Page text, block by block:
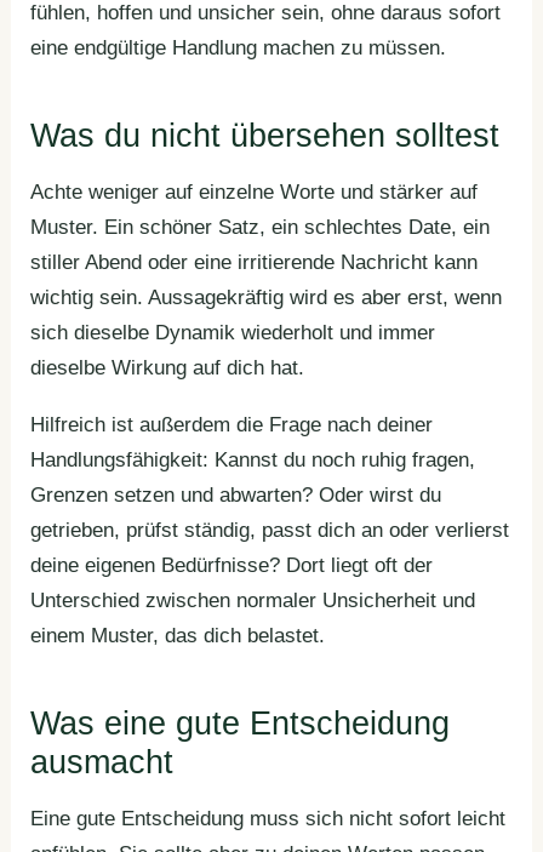
fühlen, hoffen und unsicher sein, ohne daraus sofort
eine endgültige Handlung machen zu müssen.
Was du nicht übersehen solltest
Achte weniger auf einzelne Worte und stärker auf
Muster. Ein schöner Satz, ein schlechtes Date, ein
stiller Abend oder eine irritierende Nachricht kann
wichtig sein. Aussagekräftig wird es aber erst, wenn
sich dieselbe Dynamik wiederholt und immer
dieselbe Wirkung auf dich hat.
Hilfreich ist außerdem die Frage nach deiner
Handlungsfähigkeit: Kannst du noch ruhig fragen,
Grenzen setzen und abwarten? Oder wirst du
getrieben, prüfst ständig, passt dich an oder verlierst
deine eigenen Bedürfnisse? Dort liegt oft der
Unterschied zwischen normaler Unsicherheit und
einem Muster, das dich belastet.
Was eine gute Entscheidung
ausmacht
Eine gute Entscheidung muss sich nicht sofort leicht